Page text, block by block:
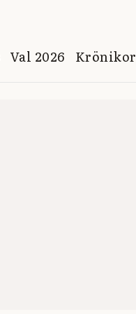
Val 2026 Krönikor